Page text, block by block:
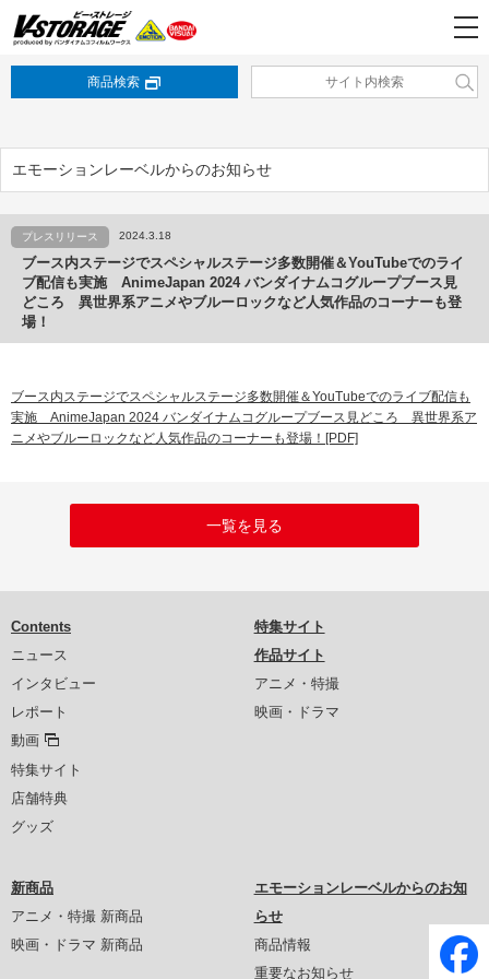
商品検索
エモーションレーベルからのお知らせ
プレスリリース 2024.3.18
ブース内ステージでスペシャルステージ多数開催＆YouTubeでのライ
ブ配信も実施 AnimeJapan 2024 バンダイナムコグループブース見
どころ 異世界系アニメやブルーロックなど人気作品のコーナーも登
場！
ブース内ステージでスペシャルステージ多数開催＆YouTubeでのライブ配信も
実施 AnimeJapan 2024 バンダイナムコグループブース見どころ 異世界系ア
ニメやブルーロックなど人気作品のコーナーも登場！[PDF]
一覧を見る
Contents
ニュース
インタビュー
レポート
動画
特集サイト
店舗特典
グッズ
特集サイト
作品サイト
アニメ・特撮
映画・ドラマ
新商品
アニメ・特撮 新商品
映画・ドラマ 新商品
エモーションレーベルからのお知
らせ
商品情報
重要なお知らせ